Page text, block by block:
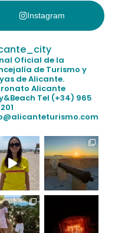
Instagram
Oficial de la
de Turismo y
de Alicante.
Alicante
Tel (+34) 965